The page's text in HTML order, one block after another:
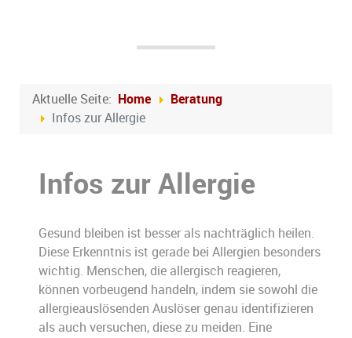
Aktuelle Seite: Home
Beratung
Infos zur Allergie
Infos zur Allergie
Gesund bleiben ist besser als nachträglich heilen.
Diese Erkenntnis ist gerade bei Allergien besonders
wichtig. Menschen, die allergisch reagieren,
können vorbeugend handeln, indem sie sowohl die
allergieauslösenden Auslöser genau identifizieren
als auch versuchen, diese zu meiden. Eine